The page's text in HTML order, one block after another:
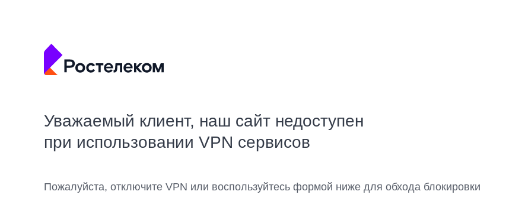
Уважаемый клиент, наш сайт недоступен
при использовании VPN сервисов
Пожалуйста, отключите VPN или воспользуйтесь формой ниже для обхода блокировки